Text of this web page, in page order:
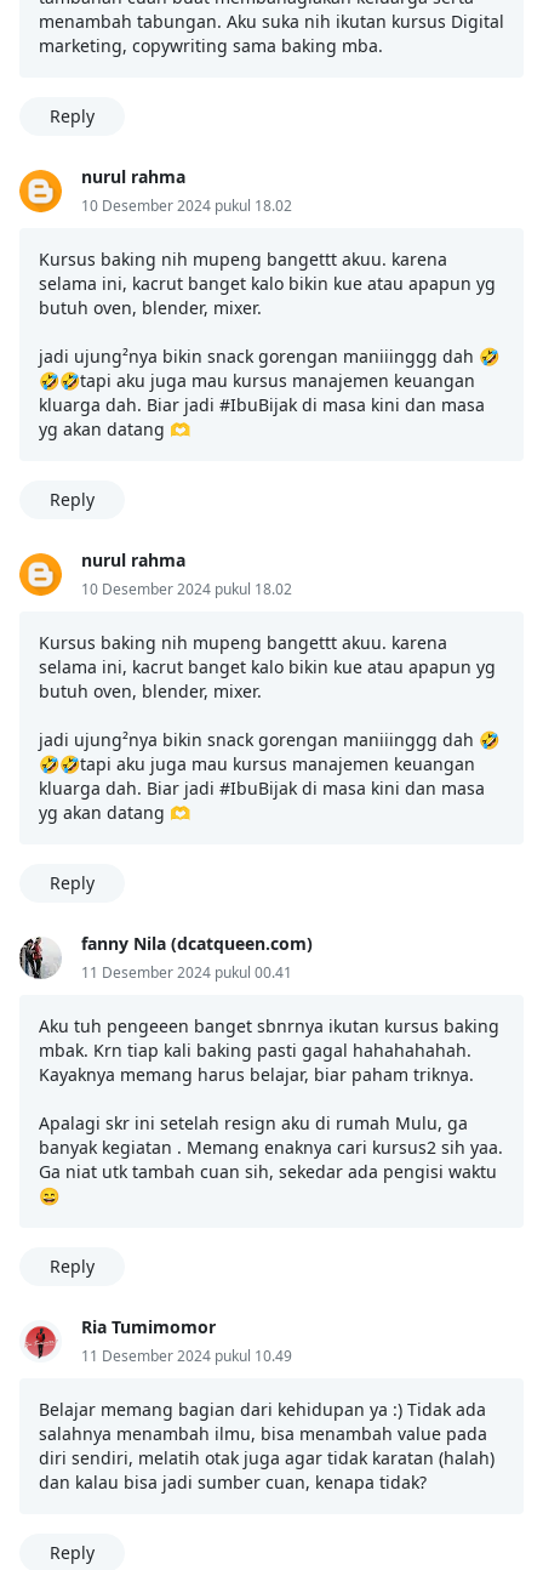
menambah tabungan. Aku suka nih ikutan kursus Digital
marketing, copywriting sama baking mba.
Reply
nurul rahma
10 Desember 2024 pukul 18.02
Kursus baking nih mupeng bangettt akuu. karena
selama ini, kacrut banget kalo bikin kue atau apapun yg
butuh oven, blender, mixer.
jadi ujung²nya bikin snack gorengan maniiinggg dah 🤣
🤣🤣tapi aku juga mau kursus manajemen keuangan
kluarga dah. Biar jadi #IbuBijak di masa kini dan masa
yg akan datang 🫶
Reply
nurul rahma
10 Desember 2024 pukul 18.02
Kursus baking nih mupeng bangettt akuu. karena
selama ini, kacrut banget kalo bikin kue atau apapun yg
butuh oven, blender, mixer.
jadi ujung²nya bikin snack gorengan maniiinggg dah 🤣
🤣🤣tapi aku juga mau kursus manajemen keuangan
kluarga dah. Biar jadi #IbuBijak di masa kini dan masa
yg akan datang 🫶
Reply
fanny Nila (dcatqueen.com)
11 Desember 2024 pukul 00.41
Aku tuh pengeeen banget sbnrnya ikutan kursus baking
mbak. Krn tiap kali baking pasti gagal hahahahahah.
Kayaknya memang harus belajar, biar paham triknya.
Apalagi skr ini setelah resign aku di rumah Mulu, ga
banyak kegiatan . Memang enaknya cari kursus2 sih yaa.
Ga niat utk tambah cuan sih, sekedar ada pengisi waktu
😄
Reply
Ria Tumimomor
11 Desember 2024 pukul 10.49
Belajar memang bagian dari kehidupan ya :) Tidak ada
salahnya menambah ilmu, bisa menambah value pada
diri sendiri, melatih otak juga agar tidak karatan (halah)
dan kalau bisa jadi sumber cuan, kenapa tidak?
Reply